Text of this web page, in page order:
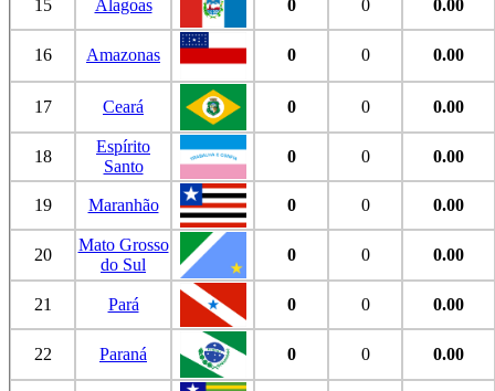
15 Alagoas 0 0 0.00
16 Amazonas 0 0 0.00
17 Ceará 0 0 0.00
18
Espírito
Santo
0 0 0.00
19 Maranhão 0 0 0.00
20
Mato Grosso
do Sul
0 0 0.00
21 Pará 0 0 0.00
22 Paraná 0 0 0.00